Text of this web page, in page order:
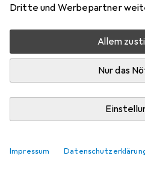
Dritte und Werbepartner
Allem
Nur das
Impressum
hat dieses Produkt gekauft
Etwas zu eng und klein, auch
darin Platz findet. Leider war
Kommentieren